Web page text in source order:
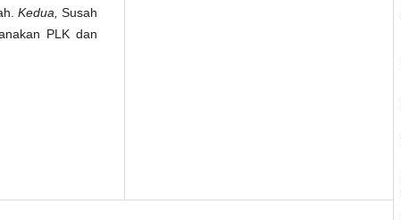
Kedua, Susah
PLK dan